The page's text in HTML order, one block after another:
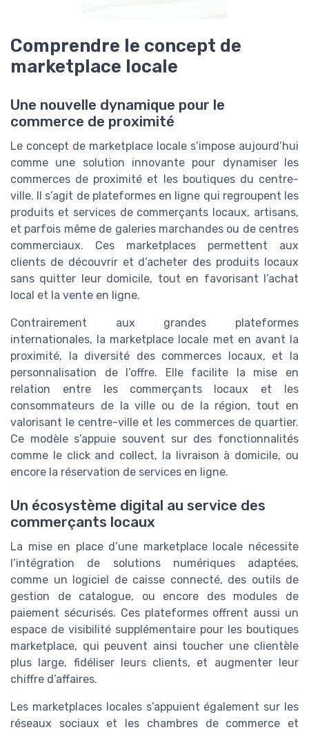
Comprendre le concept de
marketplace locale
Une nouvelle dynamique pour le
commerce de proximité
Le concept de marketplace locale s’impose aujourd’hui
comme une solution innovante pour dynamiser les
commerces de proximité et les boutiques du centre-
ville. Il s’agit de plateformes en ligne qui regroupent les
produits et services de commerçants locaux, artisans,
et parfois même de galeries marchandes ou de centres
commerciaux. Ces marketplaces permettent aux
clients de découvrir et d’acheter des produits locaux
sans quitter leur domicile, tout en favorisant l’achat
local et la vente en ligne.
Contrairement aux grandes plateformes
internationales, la marketplace locale met en avant la
proximité, la diversité des commerces locaux, et la
personnalisation de l’offre. Elle facilite la mise en
relation entre les commerçants locaux et les
consommateurs de la ville ou de la région, tout en
valorisant le centre-ville et les commerces de quartier.
Ce modèle s’appuie souvent sur des fonctionnalités
comme le click and collect, la livraison à domicile, ou
encore la réservation de services en ligne.
Un écosystème digital au service des
commerçants locaux
La mise en place d’une marketplace locale nécessite
l’intégration de solutions numériques adaptées,
comme un logiciel de caisse connecté, des outils de
gestion de catalogue, ou encore des modules de
paiement sécurisés. Ces plateformes offrent aussi un
espace de visibilité supplémentaire pour les boutiques
marketplace, qui peuvent ainsi toucher une clientèle
plus large, fidéliser leurs clients, et augmenter leur
chiffre d’affaires.
Les marketplaces locales s’appuient également sur les
réseaux sociaux et les chambres de commerce et